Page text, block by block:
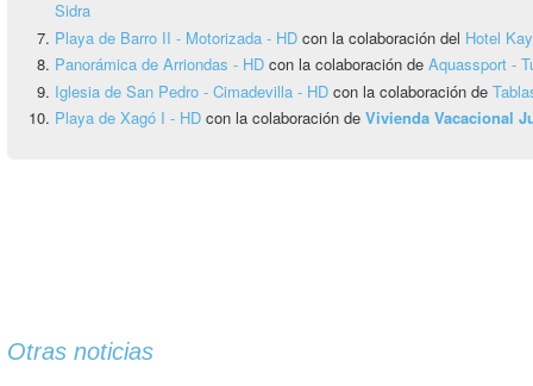
Sidra
Playa de Barro II - Motorizada - HD con la colaboración del Hotel
Panorámica de Arriondas - HD con la colaboración de Aquassport -
Iglesia de San Pedro - Cimadevilla - HD con la colaboración de
Playa de Xagó I - HD con la colaboración de Vivienda Vacacional
Otras noticias